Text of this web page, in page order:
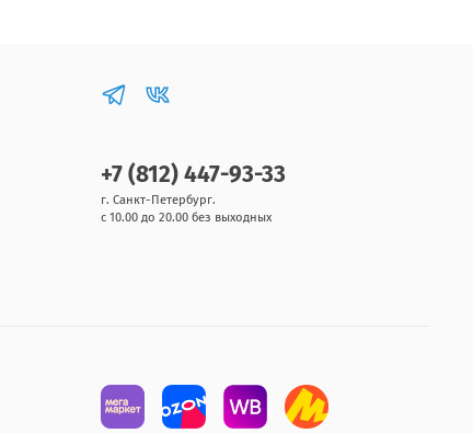
+7 (812) 447-93-33
г. Санкт-Петербург.
с 10.00 до 20.00 без выходных